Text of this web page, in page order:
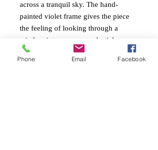
across a tranquil sky. The hand-
painted violet frame gives the piece
the feeling of looking through a
window into a serene, celestial
moment.
Created with oil and gold spray on
Phone Email Facebook